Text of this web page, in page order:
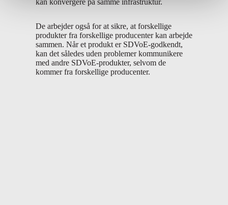
kan konvergere på samme infrastruktur.
De arbejder også for at sikre, at forskellige
produkter fra forskellige producenter kan arbejde
sammen. Når et produkt er SDVoE-godkendt,
kan det således uden problemer kommunikere
med andre SDVoE-produkter, selvom de
kommer fra forskellige producenter.